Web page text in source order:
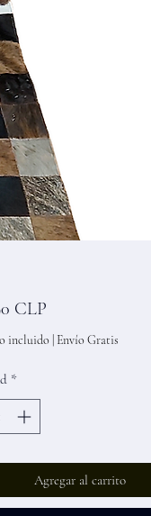
CLPPrecio
incluido| Envío Gratis
*
Agregar al carrito